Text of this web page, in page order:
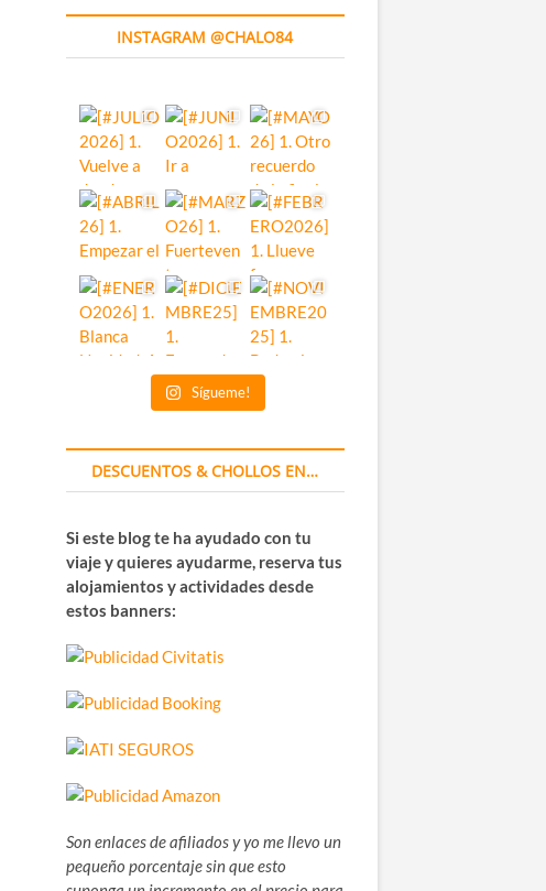
INSTAGRAM @CHALO84
Sígueme!
DESCUENTOS & CHOLLOS EN…
Si este blog te ha ayudado con tu
viaje y quieres ayudarme, reserva tus
alojamientos y actividades desde
estos banners:
Son enlaces de afiliados y yo me llevo un
pequeño porcentaje sin que esto